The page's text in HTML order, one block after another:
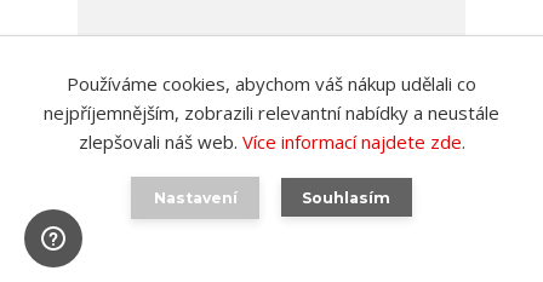
Nerezová láhev Urban na vodu s bambusovým
699 Kč
dovezeme jen na vaší
Používáme cookies, abychom váš nákup udělali co
nejpříjemnějším, zobrazili relevantní nabídky a neustále
zlepšovali náš web. Více informací najdete zde.
Nastavení Souhlasím